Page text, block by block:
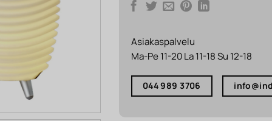
Asiakaspalvelu
Ma-Pe 11-20 La 11-18 Su 12-18
044 989 3706